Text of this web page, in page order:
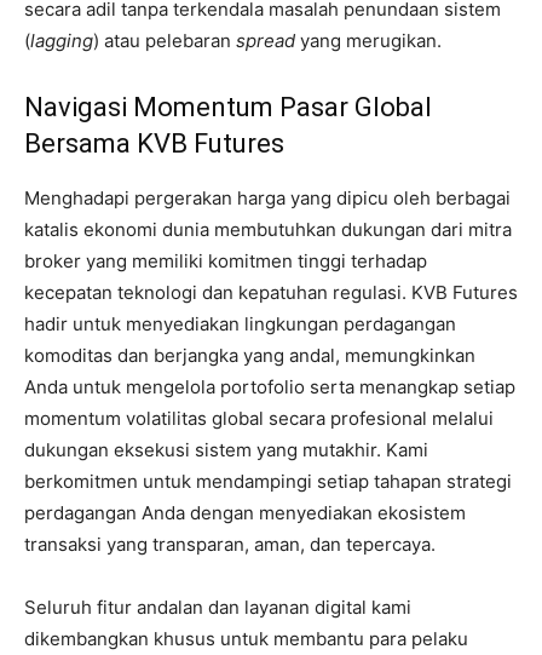
secara adil tanpa terkendala masalah penundaan sistem
(lagging) atau pelebaran spread yang merugikan.
Navigasi Momentum Pasar Global
Bersama KVB Futures
Menghadapi pergerakan harga yang dipicu oleh berbagai
katalis ekonomi dunia membutuhkan dukungan dari mitra
broker yang memiliki komitmen tinggi terhadap
kecepatan teknologi dan kepatuhan regulasi. KVB Futures
hadir untuk menyediakan lingkungan perdagangan
komoditas dan berjangka yang andal, memungkinkan
Anda untuk mengelola portofolio serta menangkap setiap
momentum volatilitas global secara profesional melalui
dukungan eksekusi sistem yang mutakhir. Kami
berkomitmen untuk mendampingi setiap tahapan strategi
perdagangan Anda dengan menyediakan ekosistem
transaksi yang transparan, aman, dan tepercaya.
Seluruh fitur andalan dan layanan digital kami
dikembangkan khusus untuk membantu para pelaku